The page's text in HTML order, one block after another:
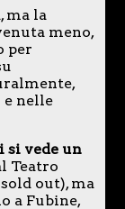
ma la
meno,
per
nelle
si vede un
Teatro
out), ma
a Fubine,